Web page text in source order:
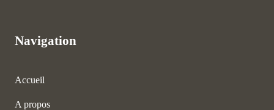
Navigation
Accueil
A propos